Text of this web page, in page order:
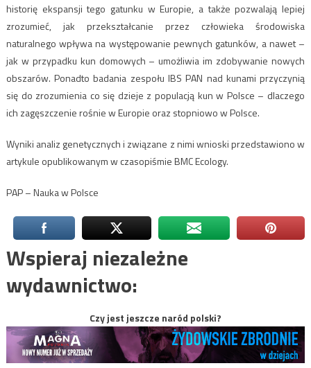
historię ekspansji tego gatunku w Europie, a także pozwalają lepiej
zrozumieć, jak przekształcanie przez człowieka środowiska
naturalnego wpływa na występowanie pewnych gatunków, a nawet –
jak w przypadku kun domowych – umożliwia im zdobywanie nowych
obszarów. Ponadto badania zespołu IBS PAN nad kunami przyczynią
się do zrozumienia co się dzieje z populacją kun w Polsce – dlaczego
ich zagęszczenie rośnie w Europie oraz stopniowo w Polsce.
Wyniki analiz genetycznych i związane z nimi wnioski przedstawiono w
artykule opublikowanym w czasopiśmie BMC Ecology.
PAP – Nauka w Polsce
Wspieraj niezależne
wydawnictwo:
Czy jest jeszcze naród polski?